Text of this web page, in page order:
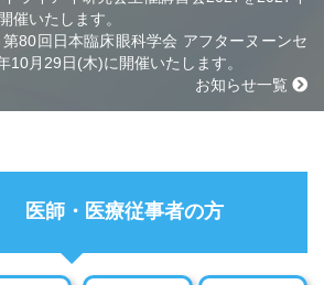
催いたします。
第80回日本臨床眼科学会 アフターヌーンセ
10月29日(木)に開催いたします。
お知らせ一覧
医師・医療従事者の方